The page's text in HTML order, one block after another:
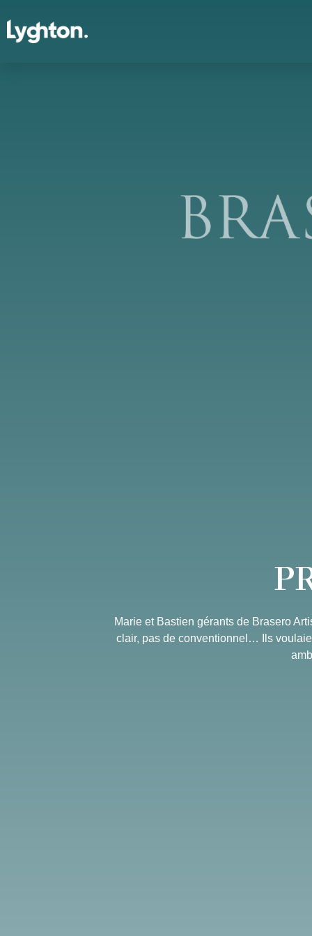
Marie et Bastien gérants de Brasero
clair, pas de conventionnel… Ils